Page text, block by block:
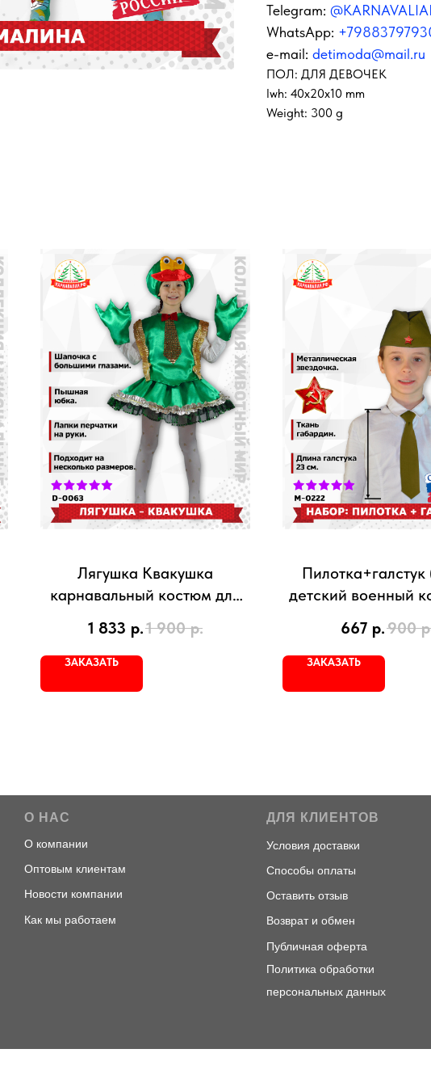
Telegram:
WhatsApp:
e-mail: detimoda@mail.ru
ПОЛ: ДЛЯ ДЕВОЧЕК
lwh: 40x20x10 mm
Weight: 300 g
Лягушка Квакушка
карнавальный костюм для
1 833 р.1 900 р.
ЗАКАЗАТЬ
Пилотка+галстук
детский военный
667 р.900
ЗАКАЗАТЬ
О НАС ДЛЯ КЛИЕНТОВ
Условия доставки
Возврат и обмен
Способы оплаты
Оставить отзыв
О компании
Оптовым клиентам
Новости компании
Как мы работаем
Публичная оферта
Политика обработки
персональных данных